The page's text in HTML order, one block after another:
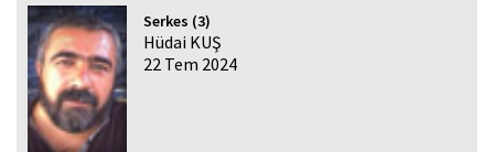
Serkes (3)
Hüdai KUŞ
22 Tem 2024